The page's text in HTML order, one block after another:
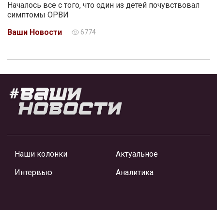
Началось все с того, что один из детей почувствовал
симптомы ОРВИ
Ваши Новости
6774
Наши колонки
Интервью
Актуальное
Аналитика